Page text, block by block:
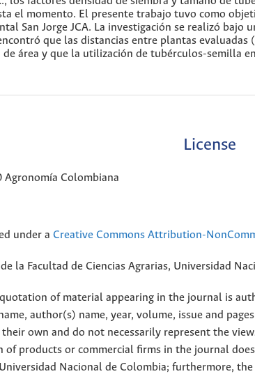
el momento. El presente trabajo tuvo como
San Jorge JCA. La investigación se realizó
que las distancias entre plantas
área y que la utilización de tubérculos-semilla
License
Colombiana
under a Creative Commons Attribution-
la Facultad de Ciencias Agrarias, Universidad
of material appearing in the journal is
author(s) name, year, volume, issue and
own and do not necessarily represent the
of products or commercial firms in the journal
Nacional de Colombia; furthermore,